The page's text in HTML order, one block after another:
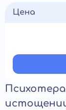
Цена